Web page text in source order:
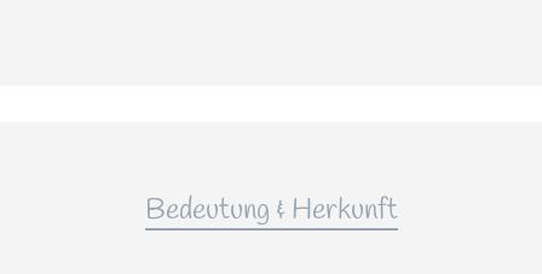
Bedeutung & Herkunft